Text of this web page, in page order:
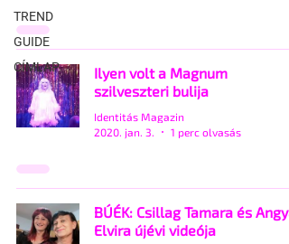
TREND
GUIDE
CÍMLAP
Ilyen volt a Magnum
szilveszteri bulija
Identitás Magazin
2020. jan. 3.
1 perc olvasás
BÚÉK: Csillag Tamara és
Elvira újévi videója